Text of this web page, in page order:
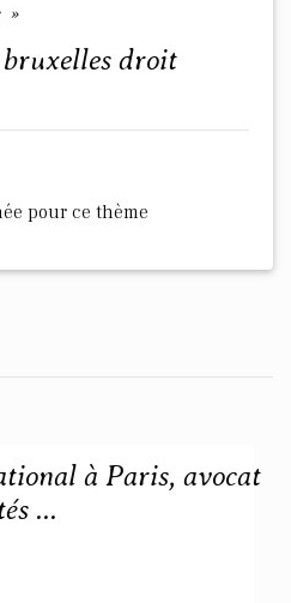
»
pour ce thème
à Paris, avocat
...